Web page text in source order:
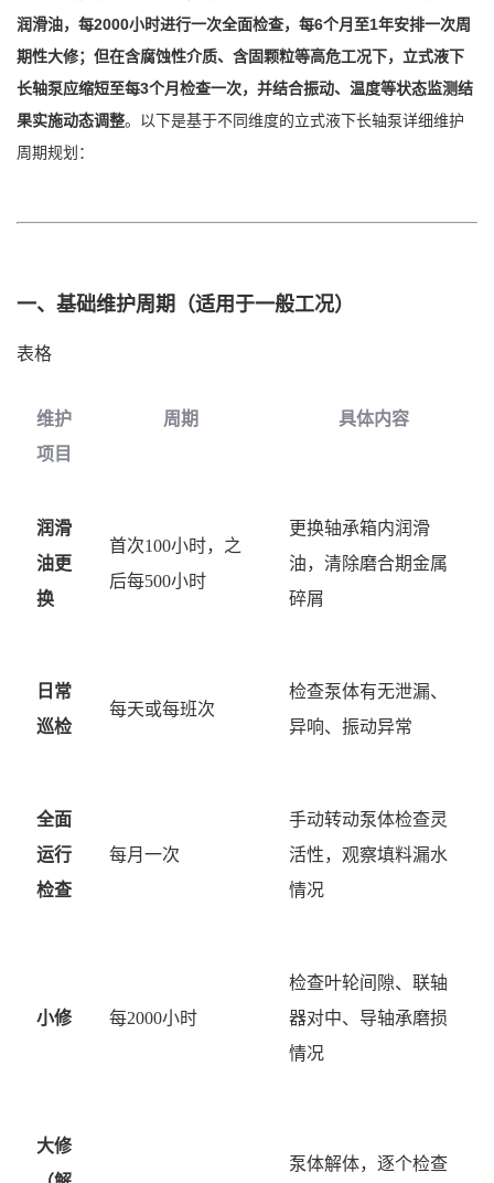
润滑油，每2000小时进行一次全面检查，每6个月至1年安排一次周
期性大修；但在含腐蚀性介质、含固颗粒等高危工况下，立式液下
长轴泵应缩短至每3个月检查一次，并结合振动、温度等状态监测结
果实施动态调整‌。以下是基于不同维度的立式液下长轴泵详细维护
周期规划：
一、基础维护周期（适用于一般工况）
表格
维护
项目
周期 具体内容
润滑
油更
换
首次100小时，之
后每500小时
更换轴承箱内润滑
油，清除磨合期金属
碎屑
日常
巡检
每天或每班次
检查泵体有无泄漏、
异响、振动异常
全面
运行
检查
每月一次
手动转动泵体检查灵
活性，观察填料漏水
情况
小修 每2000小时
检查叶轮间隙、联轴
器对中、导轴承磨损
情况
大修
泵体解体，逐个检查